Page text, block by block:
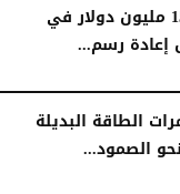
سامر شقير: استثمار 150 مليون دولار في
إعادة رسم...
الطاقة البديلة
الصمود...